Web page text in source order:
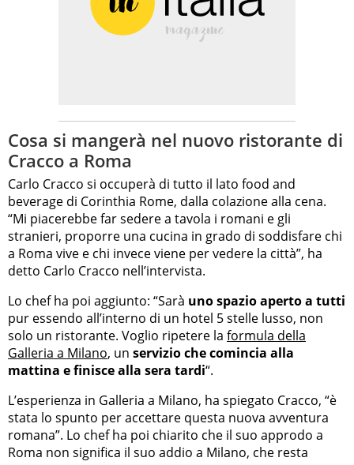
Cosa si mangerà nel nuovo ristorante di
Cracco a Roma
Carlo Cracco si occuperà di tutto il lato food and
beverage di Corinthia Rome, dalla colazione alla cena.
“Mi piacerebbe far sedere a tavola i romani e gli
stranieri, proporre una cucina in grado di soddisfare chi
a Roma vive e chi invece viene per vedere la città”, ha
detto Carlo Cracco nell’intervista.
Lo chef ha poi aggiunto: “Sarà uno spazio aperto a tutti
pur essendo all’interno di un hotel 5 stelle lusso, non
solo un ristorante. Voglio ripetere la formula della
Galleria a Milano, un servizio che comincia alla
mattina e finisce alla sera tardi“.
L’esperienza in Galleria a Milano, ha spiegato Cracco, “è
stata lo spunto per accettare questa nuova avventura
romana”. Lo chef ha poi chiarito che il suo approdo a
Roma non significa il suo addio a Milano, che resta